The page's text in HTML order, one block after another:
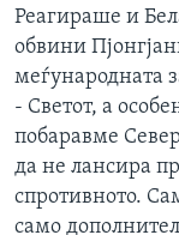
Реагираше и
обвини
меѓународната
- Светот, а
побаравме
да не лансира
спротивното.
само